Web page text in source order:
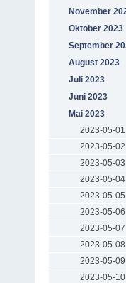
November
Oktober 2023
September
August 2023
Juli 2023
Juni 2023
Mai 2023
2023-05-01
2023-05-02
2023-05-03
2023-05-04
2023-05-05
2023-05-06
2023-05-07
2023-05-08
2023-05-09
2023-05-10